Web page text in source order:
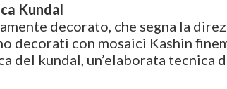
Kundal
decorato, che segna la
decorati con mosaici Kashin
kundal, un’elaborata tecnica